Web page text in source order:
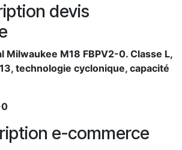
devis
Milwaukee M18 FBPV2-0. Classe L,
technologie cyclonique, capacité
0
e-commerce